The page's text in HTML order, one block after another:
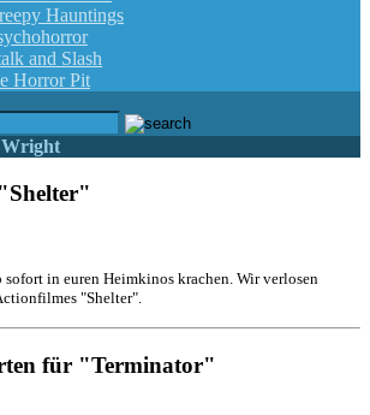
Hauntings
and Slash
Horror Pit
Wright
sofort in euren Heimkinos krachen. Wir verlosen
"Shelter".
für "Terminator"